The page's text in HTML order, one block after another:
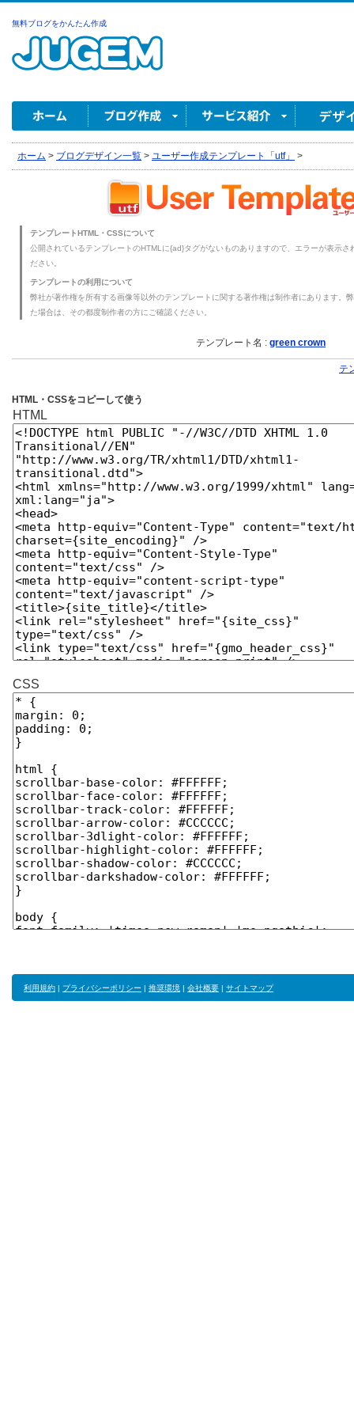
無料ブログをかんたん作成
ホーム > ブログデザイン一覧 > ユーザー作成テンプレート「utf」 >
テンプレートHTML・CSSについて
公開されているテンプレートのHTMLに{ad}タグがないものありますので、エラーが表示
ださい。
テンプレートの利用について
弊社が著作権を所有する画像等以外のテンプレートに関する著作権は制作者にあります。
た場合は、その都度制作者の方にご確認ください。
テンプレート名 : green crown
テ
HTML・CSSをコピーして使う
HTML
CSS
利用規約 | プライバシーポリシー | 推奨環境 | 会社概要 | サイトマップ